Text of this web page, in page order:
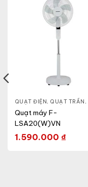
QUẠT ĐIỆN, QUẠT TRẦN ,
Quạt máy F-
LSA20(W)VN
1.590.000 ₫
TRẦN,QUẠT GẮN TƯỜNG